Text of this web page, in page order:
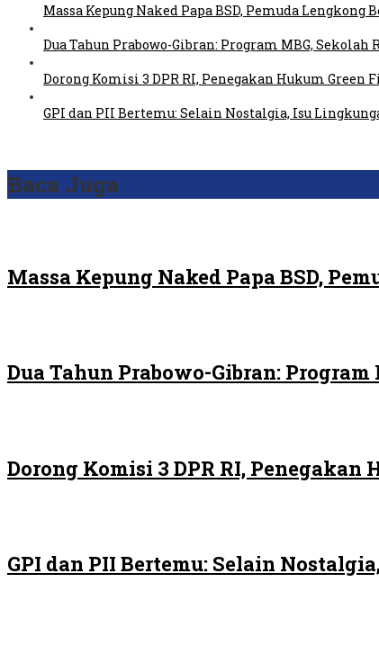
Massa Kepung Naked Papa BSD, Pemuda
Dua Tahun Prabowo-Gibran: Program MBG, Sekolah
Dorong Komisi 3 DPR RI, Penegakan Hukum
GPI dan PII Bertemu: Selain Nostalgia, Isu
Baca Juga
Massa Kepung Naked Papa BSD,
Dua Tahun Prabowo-Gibran:
Dorong Komisi 3 DPR RI,
GPI dan PII Bertemu: Selain